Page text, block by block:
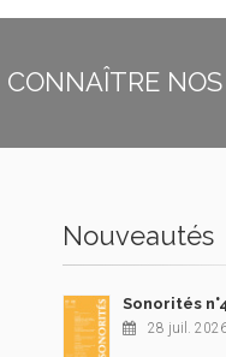
Nouveautés
Sonorités
28 juil.